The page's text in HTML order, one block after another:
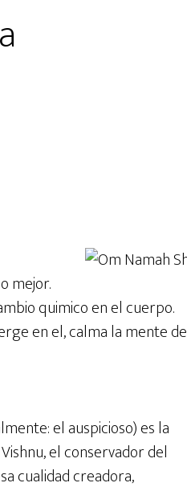
mejor.
quimico en el cuerpo.
en el, calma la mente de
el auspicioso) es la
el conservador del
cualidad creadora,